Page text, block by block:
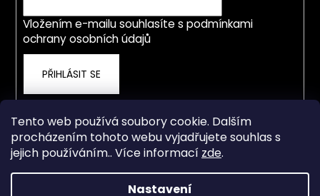
Tento web používá soubory cookie. Dalším
procházením tohoto webu vyjadřujete souhlas s
jejich používáním.. Více informací zde.
Nastavení
Vložením e-mailu souhlasíte s podmínkami
ochrany osobních údajů
PŘIHLÁSIT SE